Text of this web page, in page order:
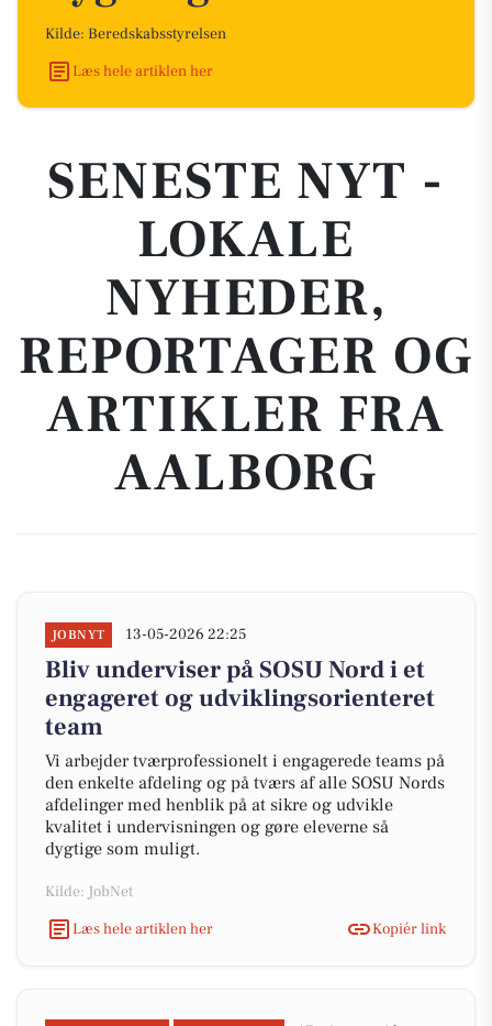
Kilde: Beredskabsstyrelsen
Læs hele artiklen her
SENESTE NYT -
LOKALE
NYHEDER,
REPORTAGER OG
ARTIKLER FRA
AALBORG
JOBNYT 13-05-2026 22:25
Bliv underviser på SOSU Nord i et
engageret og udviklingsorienteret
team
Vi arbejder tværprofessionelt i engagerede teams på
den enkelte afdeling og på tværs af alle SOSU Nords
afdelinger med henblik på at sikre og udvikle
kvalitet i undervisningen og gøre eleverne så
dygtige som muligt.
Kilde: JobNet
Læs hele artiklen her
Kopiér link